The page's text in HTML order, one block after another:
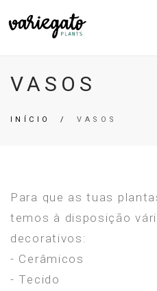
VASOS
INÍCIO /VASOS
Para que as tuas
temos à disposição
decorativos:
- Cerâmicos
- Tecido